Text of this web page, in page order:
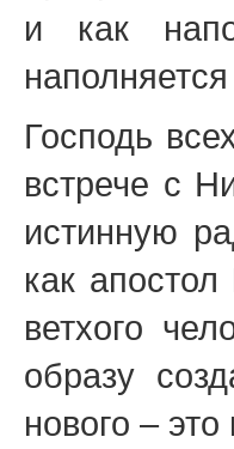
и как
Господь
встрече с
истинную
как
ветхого
образу
нового –